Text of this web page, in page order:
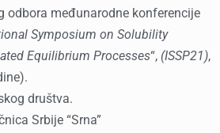
odbora međunarodne konferencije
Symposium on Solubility
Equilibrium Processes“, (ISSP21),
društva.
Srbije “Srna”